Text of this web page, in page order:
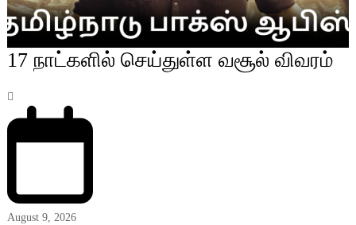
17 நாட்களில் செய்துள்ள வசூல் விவரம்
August 9, 2026